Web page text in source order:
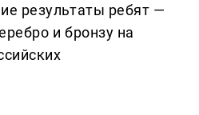
результаты ребят —
и бронзу на